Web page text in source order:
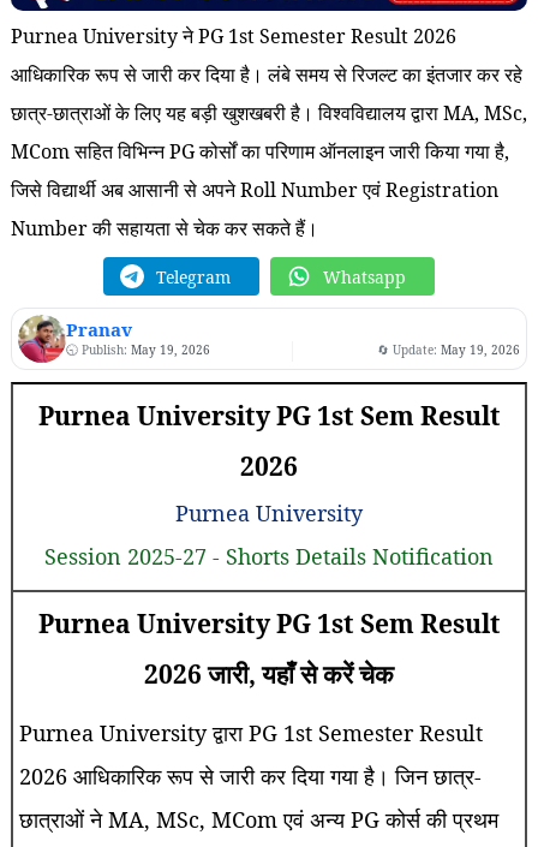
Purnea University ने PG 1st Semester Result 2026
आधिकारिक रूप से जारी कर दिया है। लंबे समय से रिजल्ट का इंतजार कर रहे
छात्र-छात्राओं के लिए यह बड़ी खुशखबरी है। विश्वविद्यालय द्वारा MA, MSc,
MCom सहित विभिन्न PG कोर्सों का परिणाम ऑनलाइन जारी किया गया है,
जिसे विद्यार्थी अब आसानी से अपने Roll Number एवं Registration
Number की सहायता से चेक कर सकते हैं।
Telegram Whatsapp
Pranav
🕤 Publish: May 19, 2026 🔄 Update:May 19, 2026
Purnea University PG 1st Sem Result
2026
Purnea University
Session 2025-27 - Shorts Details Notification
Purnea University PG 1st Sem Result
2026 जारी, यहाँ से करें चेक
Purnea University द्वारा PG 1st Semester Result
2026 आधिकारिक रूप से जारी कर दिया गया है। जिन छात्र-
छात्राओं ने MA, MSc, MCom एवं अन्य PG कोर्स की प्रथम